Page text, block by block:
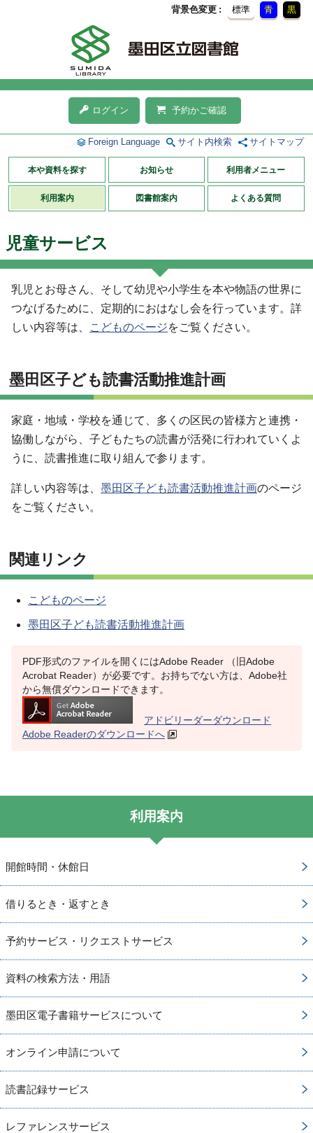
背景色変更 標準 青 黒
ログイン 予約かご確認
Foreign Language サイト内検索 サイトマップ
本や資料を探す お知らせ 利用者メニュー
利用案内 図書館案内 よくある質問
児童サービス
乳児とお母さん、そして幼児や小学生を本や物語の世界に
つなげるために、定期的におはなし会を行っています。詳
しい内容等は、
こどものページをご覧ください。
墨田区子ども読書活動推進計画
家庭・地域・学校を通じて、多くの区民の皆様方と連携・
協働しながら、子どもたちの読書が活発に行われていくよ
うに、読書推進に取り組んで参ります。
詳しい内容等は、 墨田区子ども読書活動推進計画のページ
をご覧ください。
関連リンク
こどものページ
墨田区子ども読書活動推進計画
PDF形式のファイルを開くにはAdobe Reader （旧Adobe
Acrobat Reader）が必要です。お持ちでない方は、Adobe社
から無償ダウンロードできます。
アドビリーダーダウンロード
Adobe Readerのダウンロードへ
利用案内
開館時間・休館日
借りるとき・返すとき
予約サービス・リクエストサービス
資料の検索方法・用語
墨田区電子書籍サービスについて
オンライン申請について
読書記録サービス
レファレンスサービス